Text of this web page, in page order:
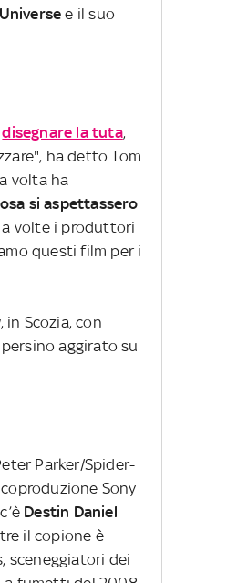
e il suo
disegnare la tuta,
ha detto Tom
volta ha
si aspettassero
a volte i produttori
questi film per i
Scozia, con
aggirato su
Parker/Spider-
Sony
Destin Daniel
il copione è
sceneggiatori dei